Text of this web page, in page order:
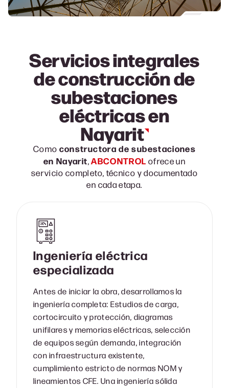
Servicios integrales
de construcción de
subestaciones
eléctricas en
Nayarit
Como constructora de subestaciones
en Nayarit,ABCONTROL ofrece un
servicio completo, técnico y documentado
en cada etapa.
Ingeniería eléctrica
especializada
Antes de iniciar la obra, desarrollamos la
ingeniería completa: Estudios de carga,
cortocircuito y protección, diagramas
unifilares y memorias eléctricas, selección
de equipos según demanda, integración
con infraestructura existente,
cumplimiento estricto de normas NOM y
lineamientos CFE. Una ingeniería sólida